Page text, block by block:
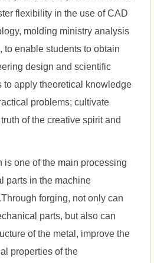
flexibility in the use of CAD
molding ministry analysis
to enable students to obtain
design and scientific
to apply theoretical knowledge
problems; cultivate
of the creative spirit and
is one of the main processing
parts in the machine
forging, not only can
parts, but also can
of the metal, improve the
properties of the